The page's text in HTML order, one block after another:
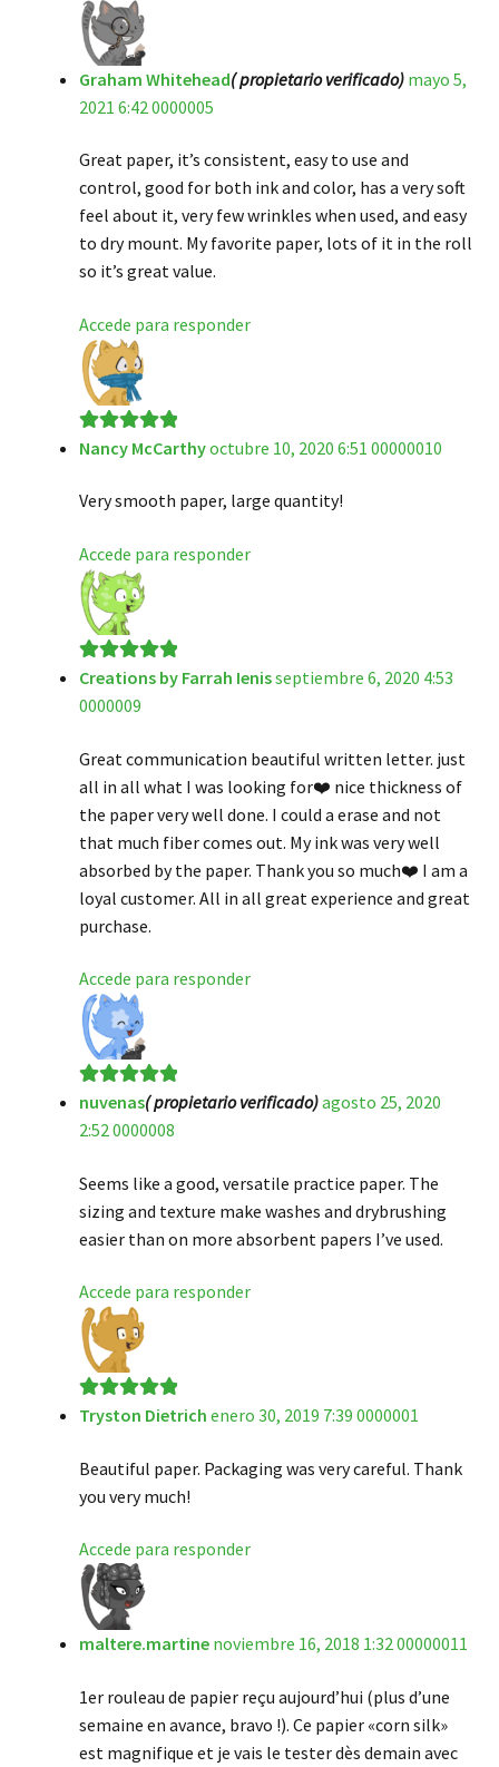
Graham Whitehead( propietario verificado) mayo 5,
2021 6:42 0000005
Great paper, it’s consistent, easy to use and
control, good for both ink and color, has a very soft
feel about it, very few wrinkles when used, and easy
to dry mount. My favorite paper, lots of it in the roll
so it’s great value.
Accede para responder
Valorado en5
Nancy McCarthyoctubre 10, 2020 6:51 00000010
Very smooth paper, large quantity!
Accede para responder
Valorado en5
de 5
Creations by Farrah Ienisseptiembre 6, 2020 4:53
0000009
Great communication beautiful written letter. just
all in all what I was looking for❤️ nice thickness of
the paper very well done. I could a erase and not
that much fiber comes out. My ink was very well
absorbed by the paper. Thank you so much❤️ I am a
loyal customer. All in all great experience and great
purchase.
Accede para responder
Valorado en5
de 5
nuvenas( propietario verificado)agosto 25, 2020
2:52 0000008
Seems like a good, versatile practice paper. The
sizing and texture make washes and drybrushing
easier than on more absorbent papers I’ve used.
Accede para responder
Valorado en5
Tryston Dietrich enero 30, 2019 7:39 0000001
Beautiful paper. Packaging was very careful. Thank
you very much!
Accede para responder
maltere.martine noviembre 16, 2018 1:32 00000011
1er rouleau de papier reçu aujourd’hui (plus d’une
semaine en avance, bravo !). Ce papier «corn silk»
est magnifique et je vais le tester dès demain avec